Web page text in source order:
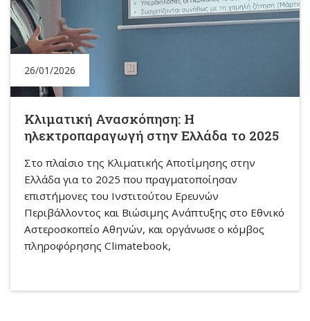
26/01/2026
Κλιματική Ανασκόπηση: Η
ηλεκτροπαραγωγή στην Ελλάδα το 2025
Στο πλαίσιο της Κλιματικής Αποτίμησης στην
Ελλάδα για το 2025 που πραγματοποίησαν
επιστήμονες του Ινστιτούτου Ερευνών
Περιβάλλοντος και Βιώσιμης Ανάπτυξης στο Εθνικό
Αστεροσκοπείο Αθηνών, και οργάνωσε ο κόμβος
πληροφόρησης Climatebook,